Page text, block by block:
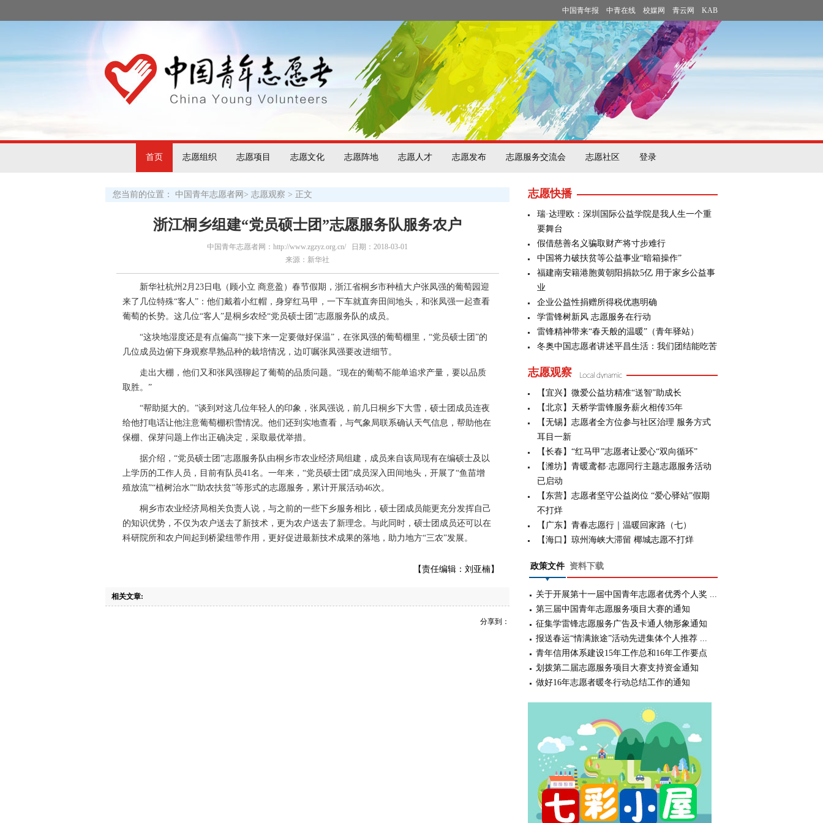
中国青年报 中青在线 校媒网 青云网 KAB
首页 志愿组织 志愿项目 志愿文化 志愿阵地 志愿人才 志愿发布 志愿服务交流会 志愿社区 登录
您当前的位置： 中国青年志愿者网 > 志愿观察 > 正文
浙江桐乡组建“党员硕士团”志愿服务队服务农户
中国青年志愿者网：http://www.zgzyz.org.cn/ 日期：2018-03-01
来源：新华社
新华社杭州2月23日电（顾小立 商意盈）春节假期，浙江省桐乡市种植大户张凤强的葡萄园迎
来了几位特殊“客人”：他们戴着小红帽，身穿红马甲，一下车就直奔田间地头，和张凤强一起查看
葡萄的长势。这几位“客人”是桐乡农经“党员硕士团”志愿服务队的成员。
“这块地湿度还是有点偏高”“接下来一定要做好保温”，在张凤强的葡萄棚里，“党员硕士团”的
几位成员边俯下身观察早熟品种的栽培情况，边叮嘱张凤强要改进细节。
走出大棚，他们又和张凤强聊起了葡萄的品质问题。“现在的葡萄不能单追求产量，要以品质
取胜。”
“帮助挺大的。”谈到对这几位年轻人的印象，张凤强说，前几日桐乡下大雪，硕士团成员连夜
给他打电话让他注意葡萄棚积雪情况。他们还到实地查看，与气象局联系确认天气信息，帮助他在
保棚、保芽问题上作出正确决定，采取最优举措。
据介绍，“党员硕士团”志愿服务队由桐乡市农业经济局组建，成员来自该局现有在编硕士及以
上学历的工作人员，目前有队员41名。一年来，“党员硕士团”成员深入田间地头，开展了“鱼苗增
殖放流”“植树治水”“助农扶贫”等形式的志愿服务，累计开展活动46次。
桐乡市农业经济局相关负责人说，与之前的一些下乡服务相比，硕士团成员能更充分发挥自己
的知识优势，不仅为农户送去了新技术，更为农户送去了新理念。与此同时，硕士团成员还可以在
科研院所和农户间起到桥梁纽带作用，更好促进最新技术成果的落地，助力地方“三农”发展。
【责任编辑：刘亚楠】
相关文章:
分享到：
志愿快播
瑞·达理欧：深圳国际公益学院是我人生一个重
要舞台
假借慈善名义骗取财产将寸步难行
中国将力破扶贫等公益事业“暗箱操作”
福建南安籍港胞黄朝阳捐款5亿 用于家乡公益事
业
企业公益性捐赠所得税优惠明确
学雷锋树新风 志愿服务在行动
雷锋精神带来“春天般的温暖”（青年驿站）
冬奥中国志愿者讲述平昌生活：我们团结能吃苦
志愿观察
【宜兴】微爱公益坊精准“送智”助成长
【北京】天桥学雷锋服务薪火相传35年
【无锡】志愿者全方位参与社区治理 服务方式
耳目一新
【长春】“红马甲”志愿者让爱心“双向循环”
【潍坊】青暖鸢都·志愿同行主题志愿服务活动
已启动
【东营】志愿者坚守公益岗位 “爱心驿站”假期
不打烊
【广东】青春志愿行｜温暖回家路（七）
【海口】琼州海峡大滞留 椰城志愿不打烊
政策文件 资料下载
关于开展第十一届中国青年志愿者优秀个人奖 ...
第三届中国青年志愿服务项目大赛的通知
征集学雷锋志愿服务广告及卡通人物形象通知
报送春运“情满旅途”活动先进集体个人推荐 ...
青年信用体系建设15年工作总和16年工作要点
划拨第二届志愿服务项目大赛支持资金通知
做好16年志愿者暖冬行动总结工作的通知